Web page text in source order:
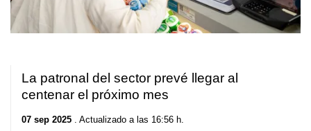
La patronal del sector prevé llegar al
centenar el próximo mes
07 sep 2025 . Actualizado a las 16:56 h.